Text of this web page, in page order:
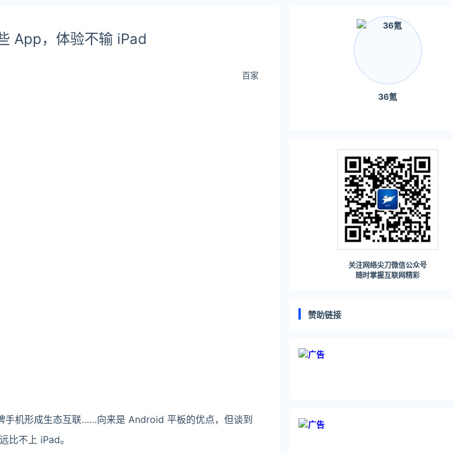
App，体验不输 iPad
百家
手机形成生态互联……向来是 Android 平板的优点，但谈到
比不上 iPad。
36氪
关注网络尖刀微信公众号
随时掌握互联网精彩
赞助链接